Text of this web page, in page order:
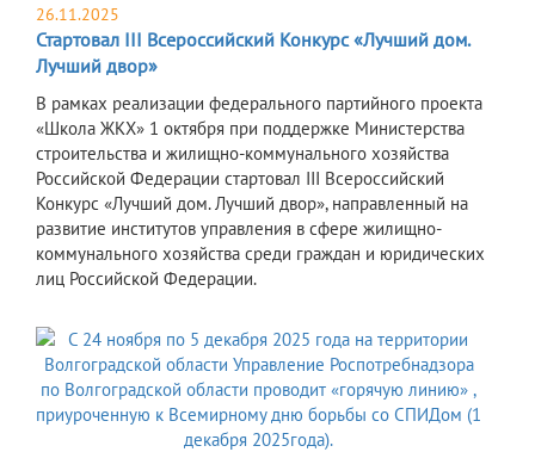
26.11.2025
Стартовал III Всероссийский Конкурс «Лучший дом.
Лучший двор»
В рамках реализации федерального партийного проекта
«Школа ЖКХ» 1 октября при поддержке Министерства
строительства и жилищно-коммунального хозяйства
Российской Федерации стартовал III Всероссийский
Конкурс «Лучший дом. Лучший двор», направленный на
развитие институтов управления в сфере жилищно-
коммунального хозяйства среди граждан и юридических
лиц Российской Федерации.